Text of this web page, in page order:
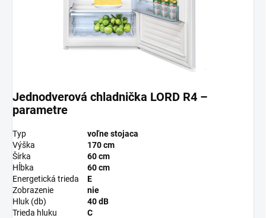
Jednodverová chladnička LORD R4 –
parametre
Typ
voľne stojaca
Výška
170 cm
Šírka
60 cm
Hĺbka
60 cm
Energetická trieda
E
Zobrazenie
nie
Hluk (db)
40 dB
Trieda hluku
C